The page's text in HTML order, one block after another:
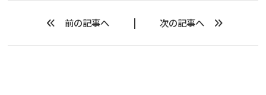
前の記事へ 次の記事へ